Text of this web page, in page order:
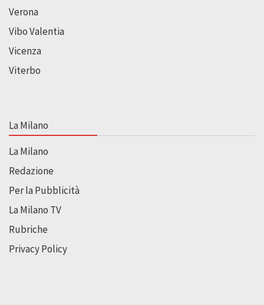
Verona
Vibo Valentia
Vicenza
Viterbo
La Milano
La Milano
Redazione
Per la Pubblicità
La Milano TV
Rubriche
Privacy Policy